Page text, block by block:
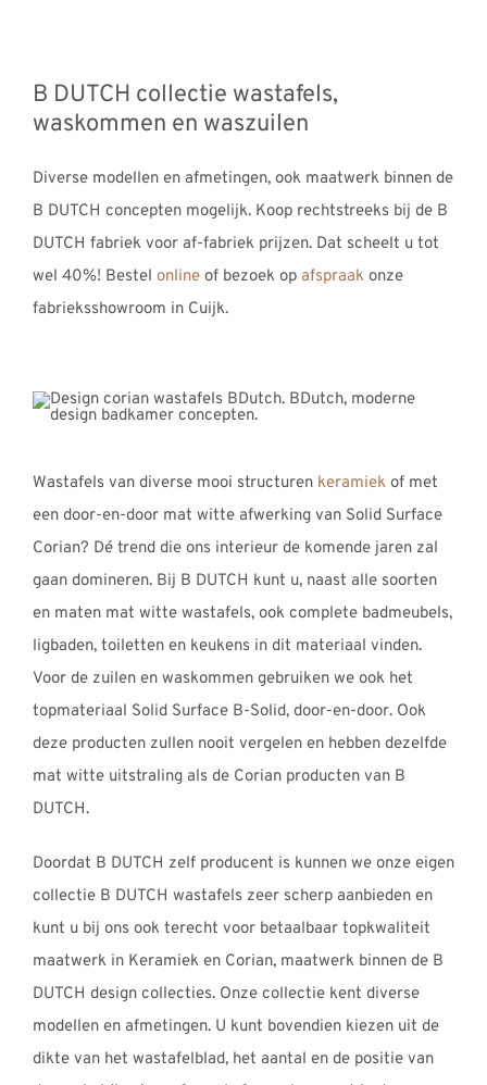
B DUTCH collectie wastafels,
waskommen en waszuilen
Diverse modellen en afmetingen, ook maatwerk binnen de
B DUTCH concepten mogelijk. Koop rechtstreeks bij de B
DUTCH fabriek voor af-fabriek prijzen. Dat scheelt u tot
wel 40%! Bestel online of bezoek op afspraak onze
fabrieksshowroom in Cuijk.
Wastafels van diverse mooi structuren keramiek of met
een door-en-door mat witte afwerking van Solid Surface
Corian? Dé trend die ons interieur de komende jaren zal
gaan domineren. Bij B DUTCH kunt u, naast alle soorten
en maten mat witte wastafels, ook complete badmeubels,
ligbaden, toiletten en keukens in dit materiaal vinden.
Voor de zuilen en waskommen gebruiken we ook het
topmateriaal Solid Surface B-Solid, door-en-door. Ook
deze producten zullen nooit vergelen en hebben dezelfde
mat witte uitstraling als de Corian producten van B
DUTCH.
Doordat B DUTCH zelf producent is kunnen we onze eigen
collectie B DUTCH wastafels zeer scherp aanbieden en
kunt u bij ons ook terecht voor betaalbaar topkwaliteit
maatwerk in Keramiek en Corian, maatwerk binnen de B
DUTCH design collecties. Onze collectie kent diverse
modellen en afmetingen. U kunt bovendien kiezen uit de
dikte van het wastafelblad, het aantal en de positie van